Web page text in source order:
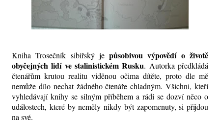
Kniha Trosečník sibiřský jepůsobivou výpovědí o životě
obyčejných lidí ve stalinistickém Rusku. Autorka předkládá
čtenářům krutou realitu viděnou očima dítěte, proto dle mě
nemůže dílo nechat žádného čtenáře chladným. Všichni, kteří
vyhledávají knihy se silným příběhem a rádi se dozví něco o
událostech, které by neměly nikdy být zapomenuty, si přijdou
na své.